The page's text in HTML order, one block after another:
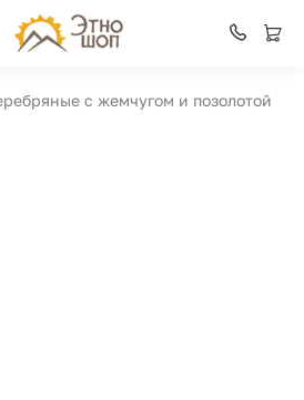
с жемчугом и позолотой